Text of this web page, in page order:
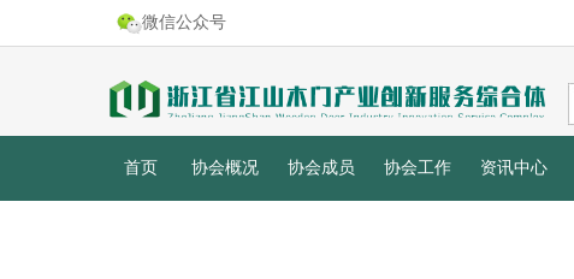
微信公众号
首页 协会概况 协会成员 协会工作 资讯中心